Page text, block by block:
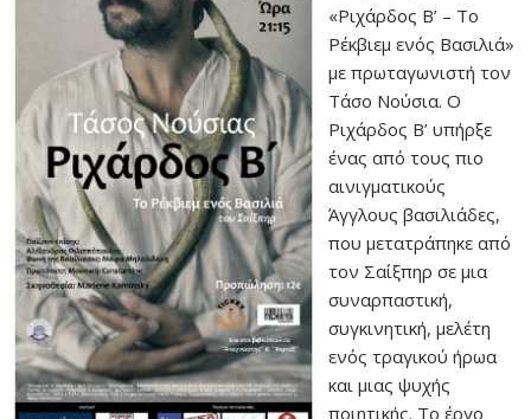
«Ριχάρδος Β’ – Το
Ρέκβιεμ ενός Βασιλιά»
με πρωταγωνιστή τον
Τάσο Νούσια. Ο
Ριχάρδος Β’ υπήρξε
ένας από τους πιο
αινιγματικούς
Άγγλους βασιλιάδες,
που μετατράπηκε από
τον Σαίξπηρ σε μια
συναρπαστική,
συγκινητική, μελέτη
ενός τραγικού ήρωα
και μιας ψυχής
ποιητικής. Το έργο